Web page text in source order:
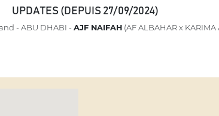
UPDATES (DEPUIS 27/09/2024)
- ABU DHABI - AJF NAIFAH(AF ALBAHAR x KARIMA